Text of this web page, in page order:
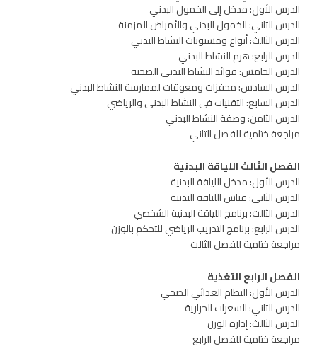
الدرس الأول: مدخل إلى الخمول البدني
الدرس الثاني: الخمول البدني والأمراض المزمنة
الدرس الثالث: أنواع ومستويات النشاط البدني
الدرس الرابع: هرم النشاط البدني
الدرس الخامس: فوائد النشاط البدني الصحية
الدرس السادس: محفزات ومعوقات لممارسة النشاط البدني
الدرس السابع: التقنيات في النشاط البدني والرياضي
الدرس الثامن: وصفة النشاط البدني
مراجعة ختامية للفصل الثاني
الفصل الثالث اللياقة البدنية
الدرس الأول: مدخل اللياقة البدنية
الدرس الثاني: قياس اللياقة البدنية
الدرس الثالث: برنامج اللياقة البدنية الشخصي
الدرس الرابع: برنامج التدريب الرياضي للتحكم بالوزن
مراجعة ختامية للفصل الثالث
الفصل الرابع التغذية
الدرس الأول: النظام الغذائي الصحي
الدرس الثاني: السعرات الحرارية
الدرس الثالث: إدارة الوزن
مراجعة ختامية للفصل الرابع